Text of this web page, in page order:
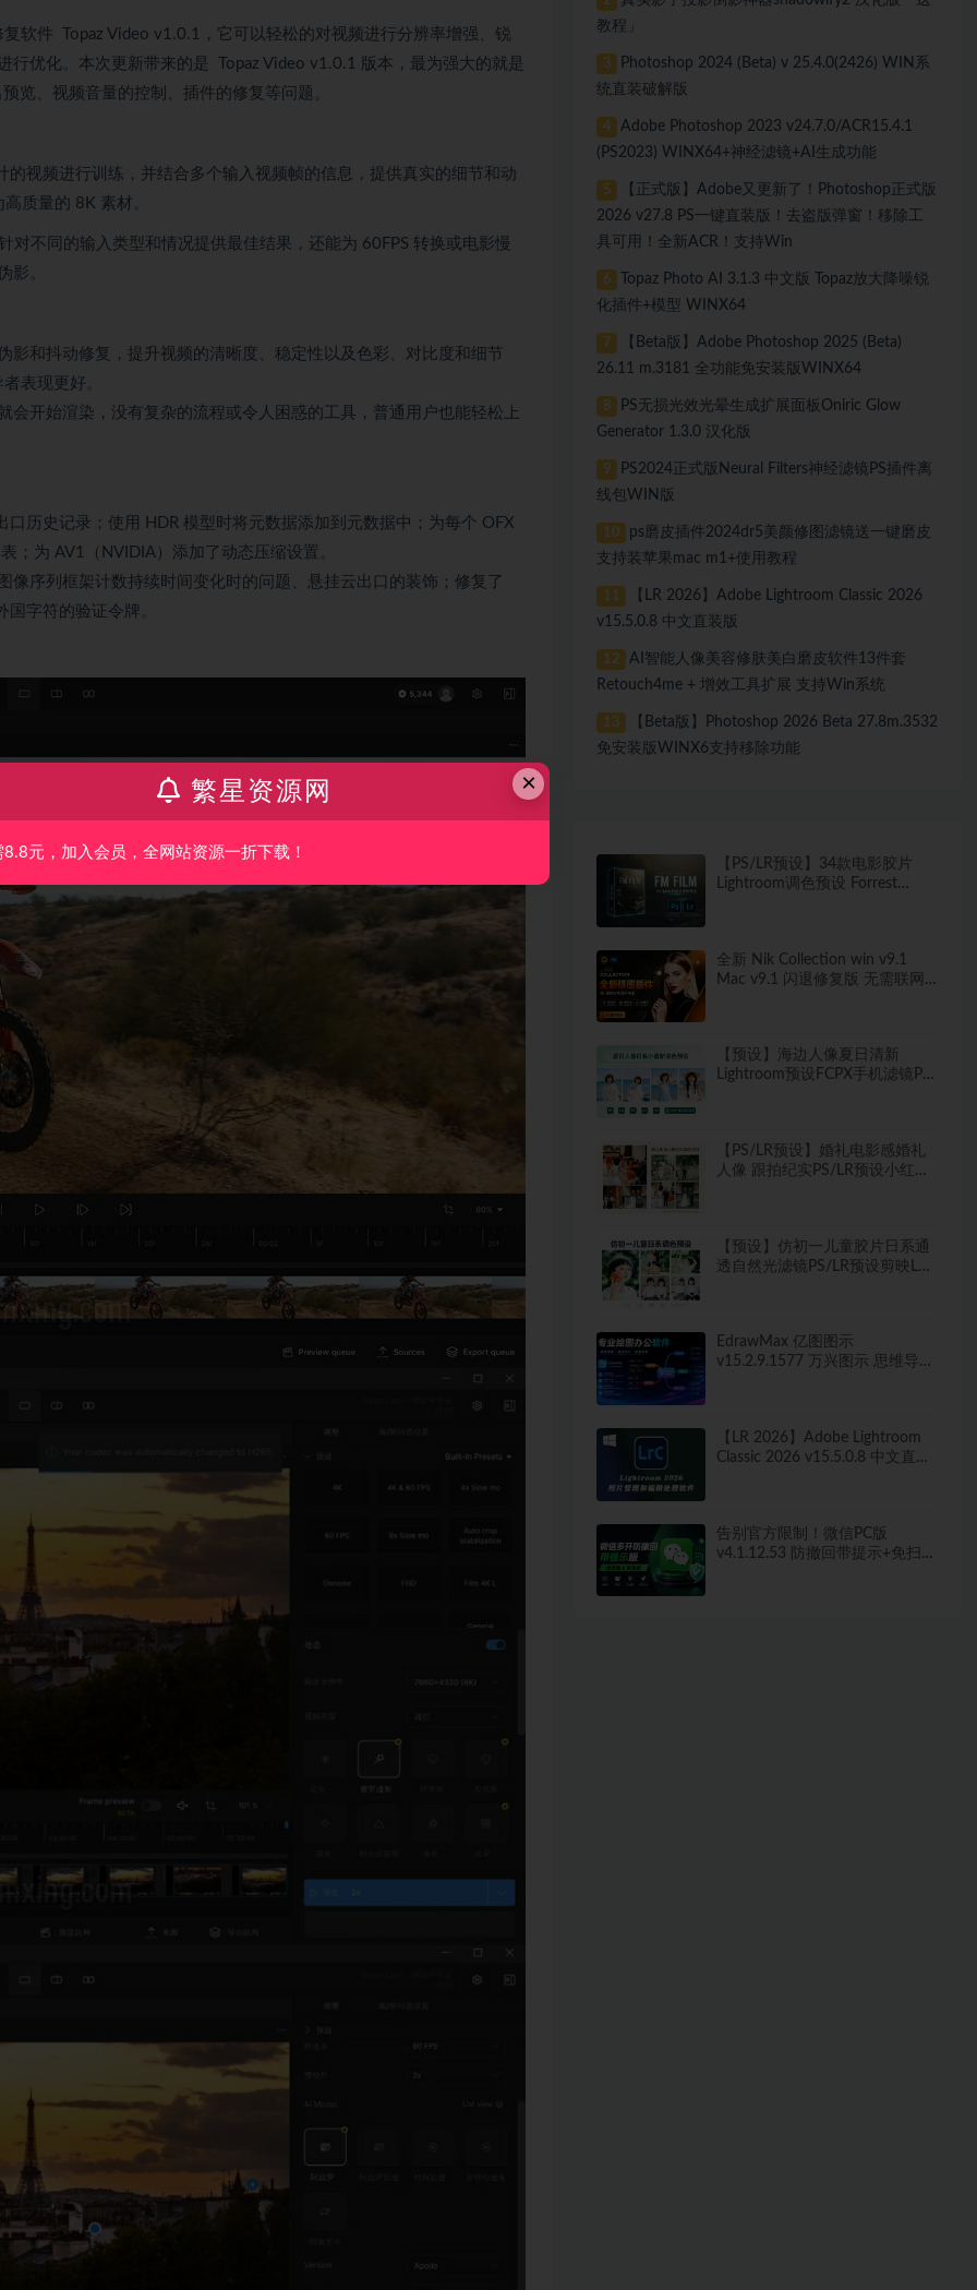
软件 Topaz Video v1.0.1，它可以轻松的对视频进行分辨率增强、锐
优化。本次更新带来的是 Topaz Video v1.0.1 版本，最为强大的就是
览、视频音量的控制、插件的修复等问题。
视频进行训练，并结合多个输入视频帧的信息，提供真实的细节和动
质量的 8K 素材。
不同的输入类型和情况提供最佳结果，还能为 60FPS 转换或电影慢
影。
和抖动修复，提升视频的清晰度、稳定性以及色彩、对比度和细节
表现更好。
开始渲染，没有复杂的流程或令人困惑的工具，普通用户也能轻松上
历史记录；使用 HDR 模型时将元数据添加到元数据中；为每个 OFX
；为 AV1（NVIDIA）添加了动态压缩设置。
序列框架计数持续时间变化时的问题、悬挂云出口的装饰；修复了
字符的验证令牌。
教程」
3
Photoshop 2024 (Beta) v 25.4.0(2426) WIN系
统直装破解版
4
Adobe Photoshop 2023 v24.7.0/ACR15.4.1
(PS2023) WINX64+神经滤镜+AI生成功能
5
【正式版】Adobe又更新了！Photoshop正式版
2026 v27.8 PS一键直装版！去盗版弹窗！移除工
具可用！全新ACR！支持Win
6
Topaz Photo AI 3.1.3 中文版 Topaz放大降噪锐
化插件+模型 WINX64
7
【Beta版】Adobe Photoshop 2025 (Beta)
26.11 m.3181 全功能免安装版WINX64
8
PS无损光效光晕生成扩展面板Oniric Glow
Generator 1.3.0 汉化版
9
PS2024正式版Neural Filters神经滤镜PS插件离
线包WIN版
10
ps磨皮插件2024dr5美颜修图滤镜送一键磨皮
支持装苹果mac m1+使用教程
11
【LR 2026】Adobe Lightroom Classic 2026
v15.5.0.8 中文直装版
12
AI智能人像美容修肤美白磨皮软件13件套
Retouch4me + 增效工具扩展 支持Win系统
13
【Beta版】Photoshop 2026 Beta 27.8m.3532
免安装版WINX6支持移除功能
【PS/LR预设】34款电影胶片
Lightroom调色预设 Forrest
全新 Nik Collection win v9.1
Mac v9.1 闪退修复版 无需联网
【预设】海边人像夏日清新
Lightroom预设FCPX手机滤镜PR
【PS/LR预设】婚礼电影感婚礼
人像 跟拍纪实PS/LR预设小红书
【预设】仿初一儿童胶片日系通
透自然光滤镜PS/LR预设剪映LUT
EdrawMax 亿图图示
v15.2.9.1577 万兴图示 思维导图
【LR 2026】Adobe Lightroom
Classic 2026 v15.5.0.8 中文直装
告别官方限制！微信PC版
v4.1.12.53 防撤回带提示+免扫码
×
繁星资源网
8.8元，加入会员，全网站资源一折下载！